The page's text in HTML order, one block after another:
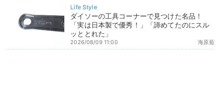
ダイソーの工具コーナーで見つけた名品！
「実は日本製で優秀！」「諦めてたのにスル
ッととれた」
海原藍
2026/08/09 11:00